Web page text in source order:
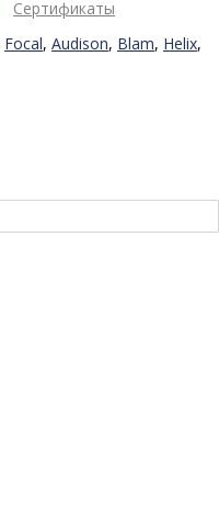
Сертификаты
Focal, Audison, Blam, Helix,